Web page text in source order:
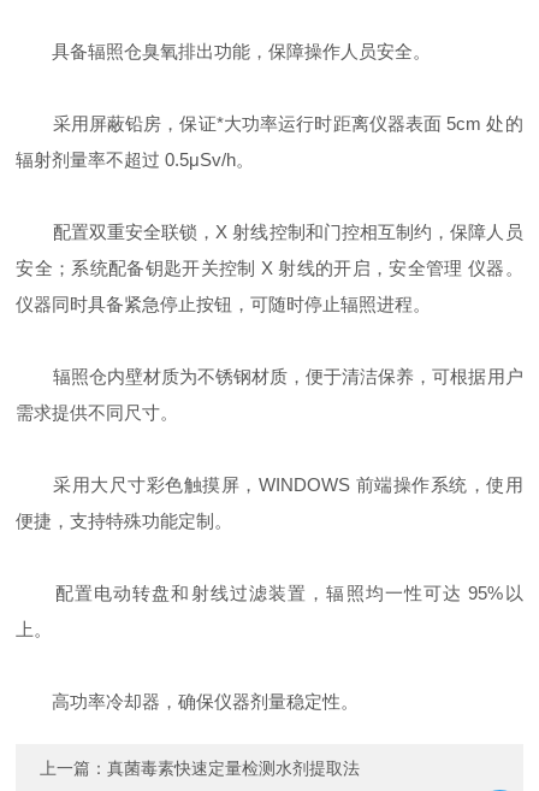
具备辐照仓臭氧排出功能，保障操作人员安全。
采用屏蔽铅房，保证*大功率运行时距离仪器表面 5cm 处的
辐射剂量率不超过 0.5μSv/h。
配置双重安全联锁，X 射线控制和门控相互制约，保障人员
安全；系统配备钥匙开关控制 X 射线的开启，安全管理 仪器。
仪器同时具备紧急停止按钮，可随时停止辐照进程。
辐照仓内壁材质为不锈钢材质，便于清洁保养，可根据用户
需求提供不同尺寸。
采用大尺寸彩色触摸屏，WINDOWS 前端操作系统，使用
便捷，支持特殊功能定制。
配置电动转盘和射线过滤装置，辐照均一性可达 95%以
上。
高功率冷却器，确保仪器剂量稳定性。
上一篇：真菌毒素快速定量检测水剂提取法